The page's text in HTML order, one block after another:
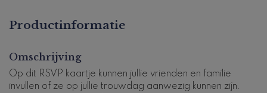
Productinformatie
Omschrijving
Op dit RSVP kaartje kunnen jullie vrienden en familie
invullen of ze op jullie trouwdag aanwezig kunnen zijn.